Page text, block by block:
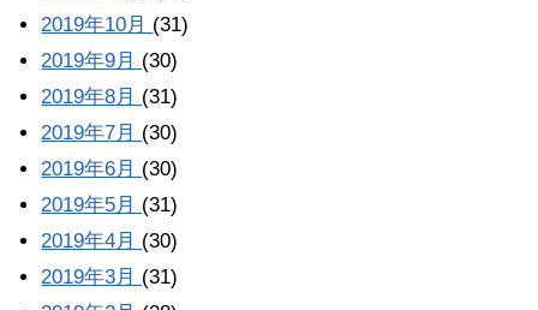
2019年10月 (31)
2019年9月 (30)
2019年8月 (31)
2019年7月 (30)
2019年6月 (30)
2019年5月 (31)
2019年4月 (30)
2019年3月 (31)